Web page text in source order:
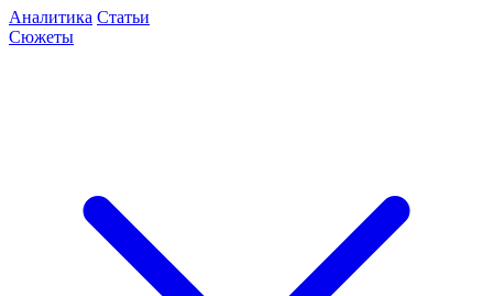
Аналитика Статьи
Сюжеты